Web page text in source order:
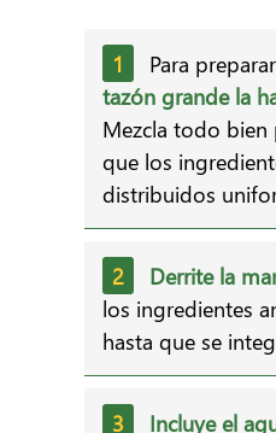
Para
tazón grande la
Mezcla todo bien
que los
distribuidos
Derrite la
los ingredientes
hasta que se
Incluye el